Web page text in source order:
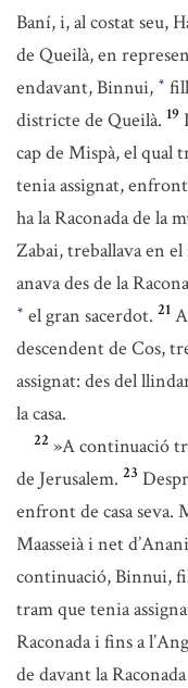
Baní, i, al costat seu,
de Queilà, en
endavant, Binnui, *
districte de Queilà. 19
cap de Mispà, el qual
tenia assignat,
ha la Raconada de la
Zabai, treballava en
anava des de la
* el gran sacerdot. 21
descendent de Cos,
assignat: des del
la casa.
22 »A continuació
de Jerusalem. 23
enfront de casa seva.
Maasseià i net
continuació, Binnui,
tram que tenia
Raconada i fins a
de davant la